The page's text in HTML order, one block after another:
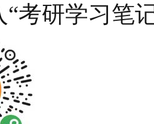
考研学习笔